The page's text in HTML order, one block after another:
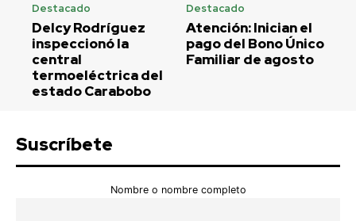
Destacado
Delcy Rodríguez
inspeccionó la
central
termoeléctrica del
estado Carabobo
Destacado
Atención: Inician el
pago del Bono Único
Familiar de agosto
Suscríbete
Nombre o nombre completo